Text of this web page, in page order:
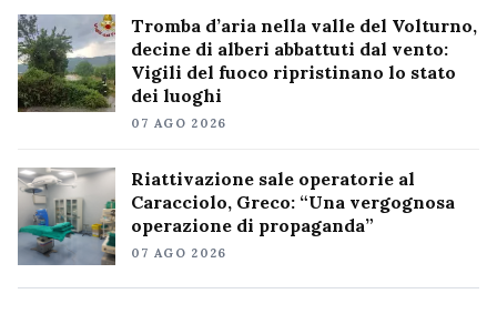
Tromba d’aria nella valle del Volturno,
decine di alberi abbattuti dal vento:
Vigili del fuoco ripristinano lo stato
dei luoghi
07 AGO 2026
Riattivazione sale operatorie al
Caracciolo, Greco: “Una vergognosa
operazione di propaganda”
07 AGO 2026